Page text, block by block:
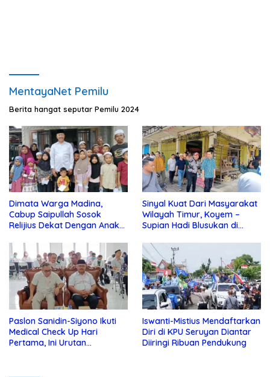
MentayaNet Pemilu
Berita hangat seputar Pemilu 2024
Dimata Warga Madina,
Cabup Saipullah Sosok
Relijius Dekat Dengan Anak
Sinyal Kuat Dari Masyarakat
Wilayah Timur, Koyem –
Supian Hadi Blusukan di
Paslon Sanidin-Siyono Ikuti
Medical Check Up Hari
Pertama, Ini Urutan
Iswanti-Mistius Mendaftarkan
Diri di KPU Seruyan Diantar
Diiringi Ribuan Pendukung